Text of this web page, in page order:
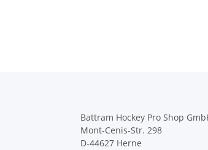
Battram Hockey Pro Shop
Mont-Cenis-Str. 298
D-44627 Herne